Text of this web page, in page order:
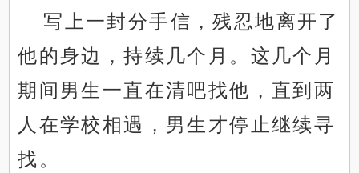
写上一封分手信，残忍地离开了
他的身边，持续几个月。这几个月
期间男生一直在清吧找他，直到两
人在学校相遇，男生才停止继续寻
找。